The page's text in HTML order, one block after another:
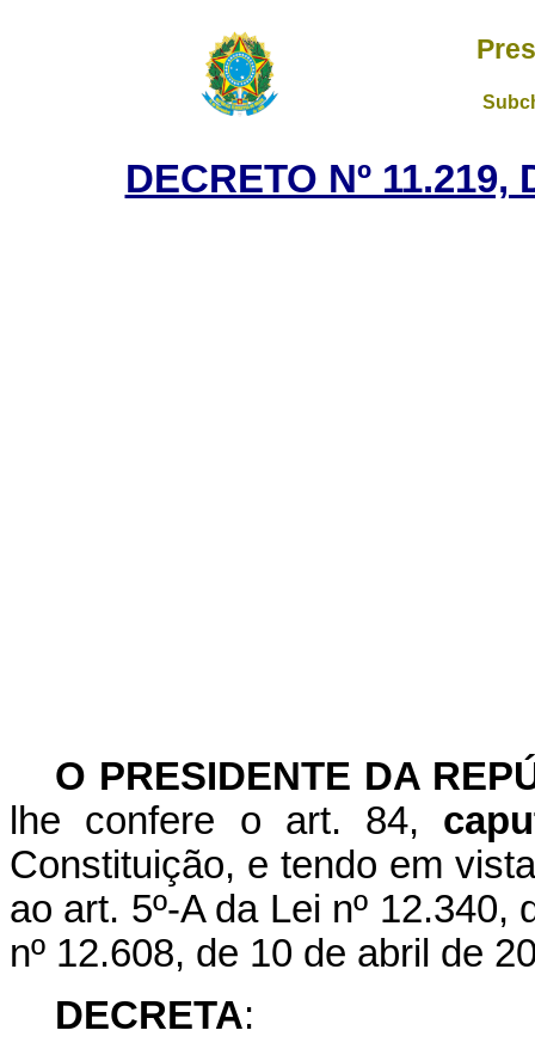
DECRETO Nº 11.219,
O PRESIDENTE DA
lhe confere o art. 84,
Constituição, e tendo em
ao art. 5º-A da Lei nº
nº 12.608, de 10 de abril de
DECRETA: